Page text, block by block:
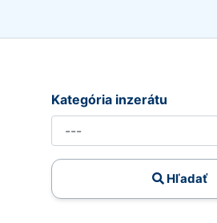
Kategória inzerátu
Hľadať